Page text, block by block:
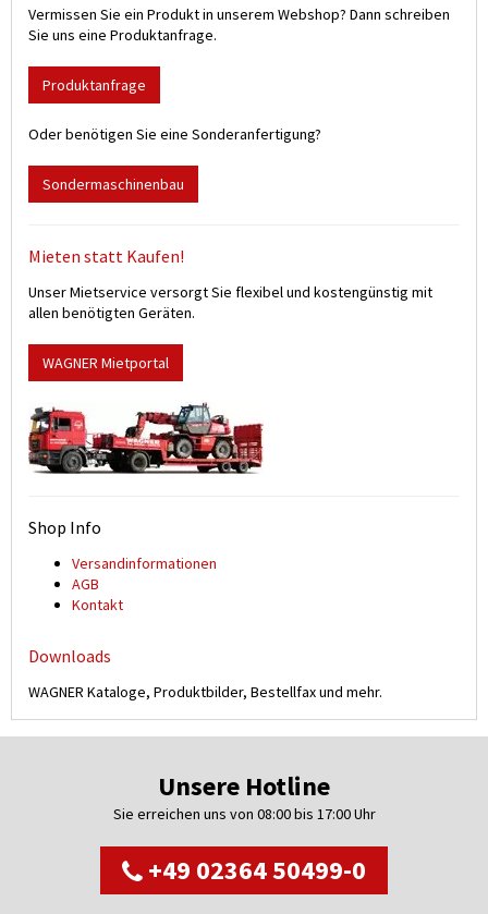
Vermissen Sie ein Produkt in unserem Webshop? Dann schreiben
Sie uns eine Produktanfrage.
Produktanfrage
Oder benötigen Sie eine Sonderanfertigung?
Sondermaschinenbau
Mieten statt Kaufen!
Unser Mietservice versorgt Sie flexibel und kostengünstig mit
allen benötigten Geräten.
WAGNER Mietportal
Shop Info
Versand­informationen
AGB
Kontakt
Downloads
WAGNER Kataloge, Produktbilder, Bestellfax und mehr.
Unsere Hotline
Sie erreichen uns von 08:00 bis 17:00 Uhr
+49 02364 50499-0